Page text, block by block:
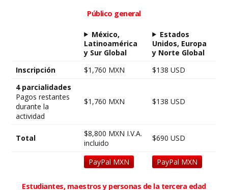
Público general
México,
Latinoamérica
y Sur Global
Estados
Unidos, Europa
y Norte Global
Inscripción
$1,760 MXN
$138 USD
4 parcialidades
Pagos restantes
durante la
actividad
$1,760 MXN $138 USD
Total
$8,800 MXN I.V.A.
incluido
$690 USD
PayPal MXN PayPal MXN
Estudiantes, maestros y personas de la tercera edad